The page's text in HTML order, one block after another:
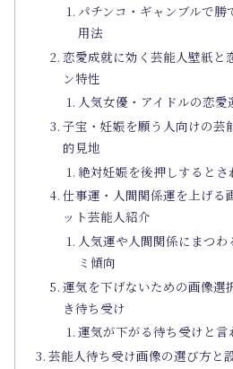
パチンコ・ギャンブルで
用法
恋愛成就に効く芸能人壁紙と
ン特性
人気女優・アイドルの恋
子宝・妊娠を願う人向けの芸
的見地
絶対妊娠を後押しすると
仕事運・人間関係運を上げる
ット芸能人紹介
人気運や人間関係にまつ
ミ傾向
運気を下げないための画像選
き待ち受け
運気が下がる待ち受けと言
芸能人待ち受け画像の選び方と